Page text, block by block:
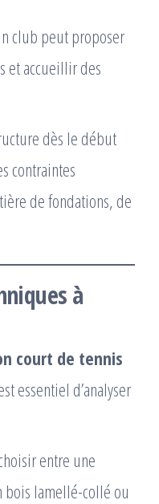
club peut proposer
et accueillir des
dès le début
contraintes
de fondations, de
à
court de tennis
essentiel d’analyser
entre une
lamellé-collé ou